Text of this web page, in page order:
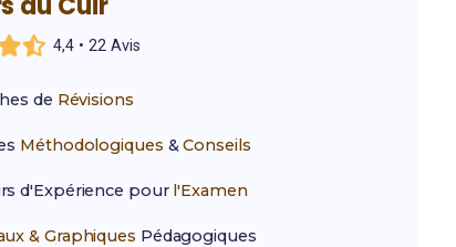
4,4 • 22 Avis
de Révisions
Méthodologiques &Conseils
d'Expérience pour l'Examen
& Graphiques Pédagogiques